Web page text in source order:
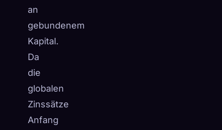
an
gebundenem
Kapital.
Da
die
globalen
Zinssätze
Anfang